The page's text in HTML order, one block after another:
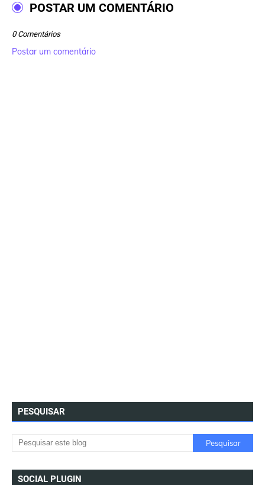
POSTAR UM COMENTÁRIO
0 Comentários
Postar um comentário
PESQUISAR
SOCIAL PLUGIN